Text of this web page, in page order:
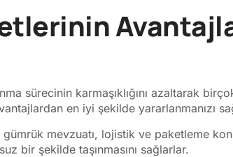
sürecinin karmaşıklığını azaltarak
en iyi şekilde yararlanmanızı
mevzuatı, lojistik ve paketleme
bir şekilde taşınmasını sağlarlar.